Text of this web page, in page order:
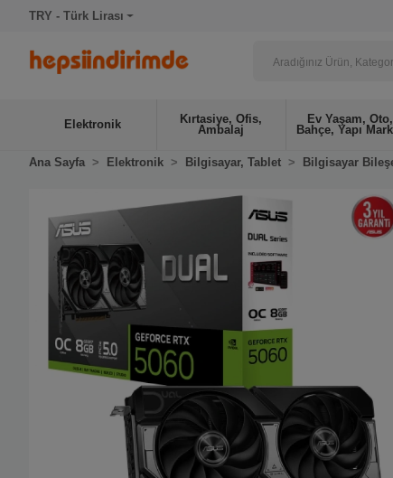
TRY - Türk Lirası
Elektronik
Kırtasiye, Ofis,
Ambalaj
Ev Yaşam, Oto,
Bahçe, Yapı
Ana Sayfa Elektronik Bilgisayar, Tablet Bilgisayar